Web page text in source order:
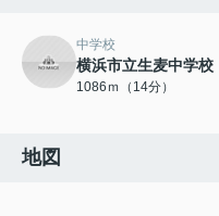
中学校
横浜市立生麦中学校
1086ｍ（14分）
地図